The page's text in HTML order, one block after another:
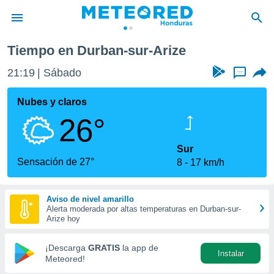
de
ha sido
calidad.
a este
las
y
forma
digital
basada
Tiempo en Durban-sur-Arize
21:19 Sábado ...
Nubes y claros
26°
Sensación de 27°
Sur
8
17 km/h
Aviso de nivel amarillo
Alerta moderada por altas temperaturas en Durban-sur-
Arize hoy
¡Descarga GRATIS la app de
Meteored!
Instalar